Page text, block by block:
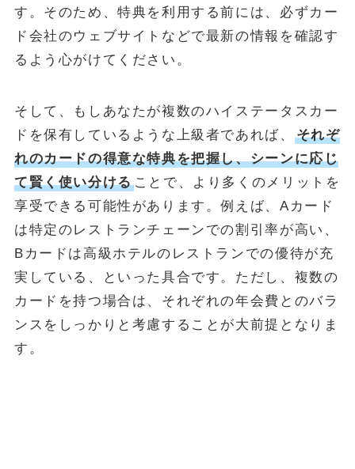
す。そのため、特典を利用する前には、必ずカー
ド会社のウェブサイトなどで最新の情報を確認す
るよう心がけてください。
そして、もしあなたが複数のハイステータスカー
ドを保有しているような上級者であれば、
それぞ
れのカードの得意な特典を把握し、シーンに応じ
て賢く使い分けることで、より多くのメリットを
享受できる可能性があります。例えば、Aカード
は特定のレストランチェーンでの割引率が高い、
Bカードは高級ホテルのレストランでの優待が充
実している、といった具合です。ただし、複数の
カードを持つ場合は、それぞれの年会費とのバラ
ンスをしっかりと考慮することが大前提となりま
す。